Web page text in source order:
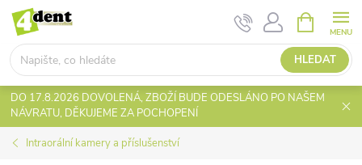
Přejít
obsah
HLEDAT
NÁKUPNÍ
KOŠÍK
DO 17.8.2026 DOVOLENÁ, ZBOŽÍ BUDE ODESLÁNO PO NAŠEM
NÁVRATU, DĚKUJEME ZA POCHOPENÍ
Intraorální kamery a příslušenství